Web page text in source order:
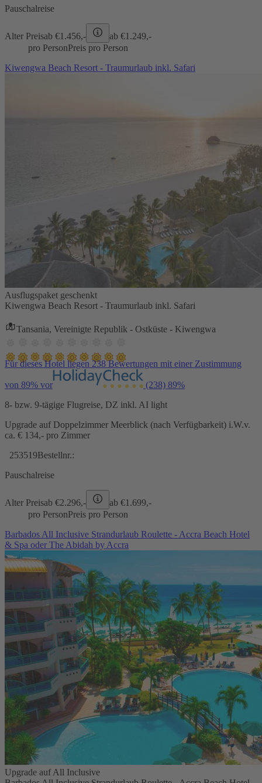
Pauschalreise
Alter Preisab €1.456,- ab €1.249,-
pro PersonPreis pro Person
Kiwengwa Beach Resort - Traumurlaub inkl. Safari
Ausflugspaket geschenkt
Kiwengwa Beach Resort - Traumurlaub inkl. Safari
Tansania, Vereinigte Republik - Ostküste - Kiwengwa
Für dieses Hotel liegen 238 Bewertungen mit einer Zustimmung
von 89% vor (238) 89%
8- bzw. 9-tägige Flugreise, DZ inkl. AI light
Upgrade auf Doppelzimmer Meerblick (nach Verfügbarkeit) i.W.v.
ca. € 134,- pro Zimmer
253519Bestellnr.:
Pauschalreise
Alter Preisab €2.296,- ab €1.699,-
pro PersonPreis pro Person
Barbados All Inclusive Strandurlaub Roulette - Accra Beach Hotel
& Spa oder The Abidah by Accra
Upgrade auf All Inclusive